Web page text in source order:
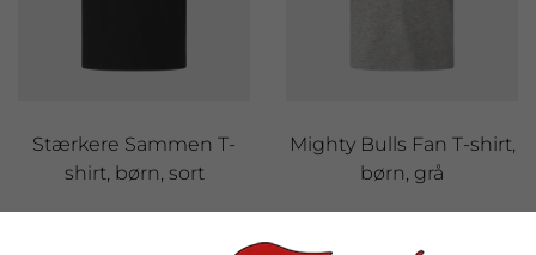
Stærkere Sammen T-
shirt, børn, sort
Mighty Bulls Fan T-shirt,
børn, grå